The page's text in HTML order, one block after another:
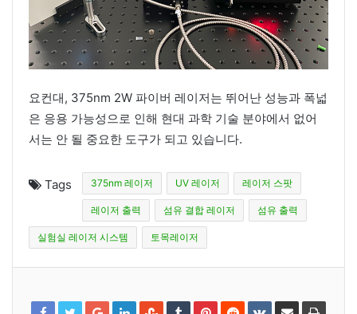
요컨대, 375nm 2W 파이버 레이저는 뛰어난 성능과 폭넓
은 응용 가능성으로 인해 현대 과학 기술 분야에서 없어
서는 안 될 중요한 도구가 되고 있습니다.
Tags 375nm 레이저 UV 레이저 레이저 스팟
레이저 출력 섬유 결합 레이저 섬유 출력
실험실 레이저 시스템 토목레이저